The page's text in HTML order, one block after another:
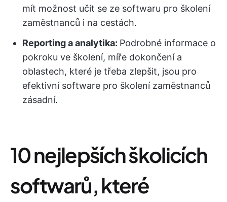
mít možnost učit se ze softwaru pro školení
zaměstnanců i na cestách.
Reporting a analytika: Podrobné informace o
pokroku ve školení, míře dokončení a
oblastech, které je třeba zlepšit, jsou pro
efektivní software pro školení zaměstnanců
zásadní.
10 nejlepších školicích
softwarů, které